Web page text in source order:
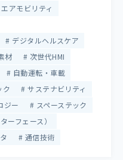
エアモビリティ
デジタルヘルスケア
材
次世代HMI
自動運転・車載
ク
サステナビリティ
ジー
スペーステック
ーフェース）
通信技術